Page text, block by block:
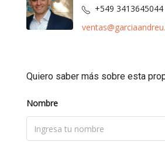
+549 3413645044
Quiero saber más sobre esta
Nombre